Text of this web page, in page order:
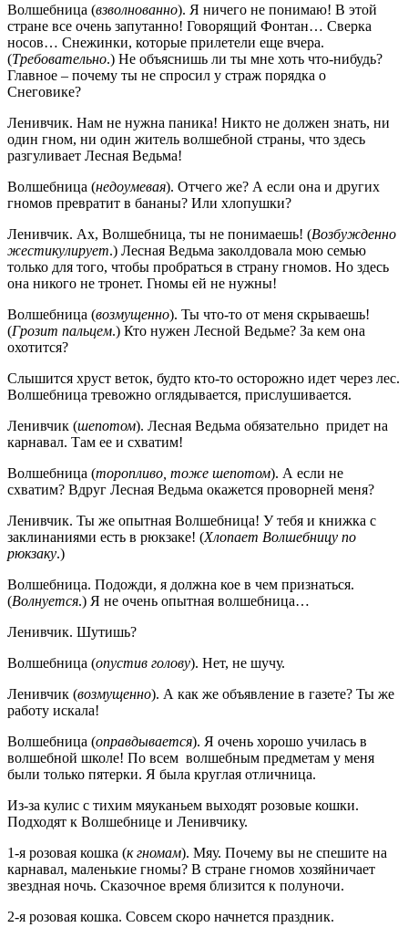
Волшебница (взволнованно). Я ничего не понимаю! В этой
стране все очень запутанно! Говорящий Фонтан… Сверка
носов… Снежинки, которые прилетели еще вчера.
(Требовательно.) Не объяснишь ли ты мне хоть что-нибудь?
Главное – почему ты не спросил у страж порядка о
Снеговике?
Ленивчик. Нам не нужна паника! Никто не должен знать, ни
один гном, ни один житель волшебной страны, что здесь
разгуливает Лесная Ведьма!
Волшебница (недоумевая). Отчего же? А если она и других
гномов превратит в бананы? Или хлопушки?
Ленивчик. Ах, Волшебница, ты не понимаешь! (Возбужденно
жестикулирует.) Лесная Ведьма заколдовала мою семью
только для того, чтобы пробраться в страну гномов. Но здесь
она никого не тронет. Гномы ей не нужны!
Волшебница (возмущенно). Ты что-то от меня скрываешь!
(Грозит пальцем.) Кто нужен Лесной Ведьме? За кем она
охотится?
Слышится хруст веток, будто кто-то осторожно идет через лес.
Волшебница тревожно оглядывается, прислушивается.
Ленивчик (шепотом). Лесная Ведьма обязательно придет на
карнавал. Там ее и схватим!
Волшебница (торопливо, тоже шепотом). А если не
схватим? Вдруг Лесная Ведьма окажется проворней меня?
Ленивчик. Ты же опытная Волшебница! У тебя и книжка с
заклинаниями есть в рюкзаке! (Хлопает Волшебницу по
рюкзаку.)
Волшебница. Подожди, я должна кое в чем признаться.
(Волнуется.) Я не очень опытная волшебница…
Ленивчик. Шутишь?
Волшебница (опустив голову). Нет, не шучу.
Ленивчик (возмущенно). А как же объявление в газете? Ты же
работу искала!
Волшебница (оправдывается). Я очень хорошо училась в
волшебной школе! По всем волшебным предметам у меня
были только пятерки. Я была круглая отличница.
Из-за кулис с тихим мяуканьем выходят розовые кошки.
Подходят к Волшебнице и Ленивчику.
1-я розовая кошка (к гномам). Мяу. Почему вы не спешите на
карнавал, маленькие гномы? В стране гномов хозяйничает
звездная ночь. Сказочное время близится к полуночи.
2-я розовая кошка. Совсем скоро начнется праздник.